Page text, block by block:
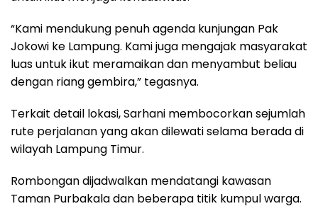
“Kami mendukung penuh agenda kunjungan Pak
Jokowi ke Lampung. Kami juga mengajak masyarakat
luas untuk ikut meramaikan dan menyambut beliau
dengan riang gembira,” tegasnya.
Terkait detail lokasi, Sarhani membocorkan sejumlah
rute perjalanan yang akan dilewati selama berada di
wilayah Lampung Timur.
Rombongan dijadwalkan mendatangi kawasan
Taman Purbakala dan beberapa titik kumpul warga.